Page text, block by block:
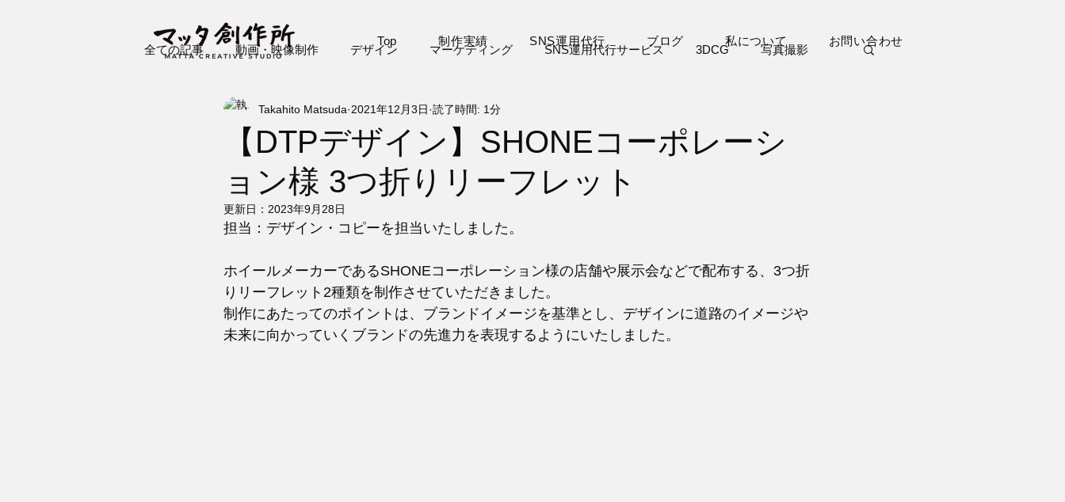
Top 制作実績 SNS運用代行 ブログ 私について お問い合わせ
全ての記事 動画・映像制作 デザイン マーケティング SNS運用代行サービス 3DCG 写真撮影
プロジェクションマッピング VJ VR デジタル絵本
【DTPデザイン】SHONEコーポレーシ
ョン様 3つ折りリーフレット
Takahito Matsuda 2021年12月3日 読了時間: 1分
更新日： 2023年9月28日
担当：デザイン・コピーを担当いたしました。
ホイールメーカーであるSHONEコーポレーション様の店舗や展示会などで配布する、3つ折
りリーフレット2種類を制作させていただきました。
制作にあたってのポイントは、ブランドイメージを基準とし、デザインに道路のイメージや
未来に向かっていくブランドの先進力を表現するようにいたしました。